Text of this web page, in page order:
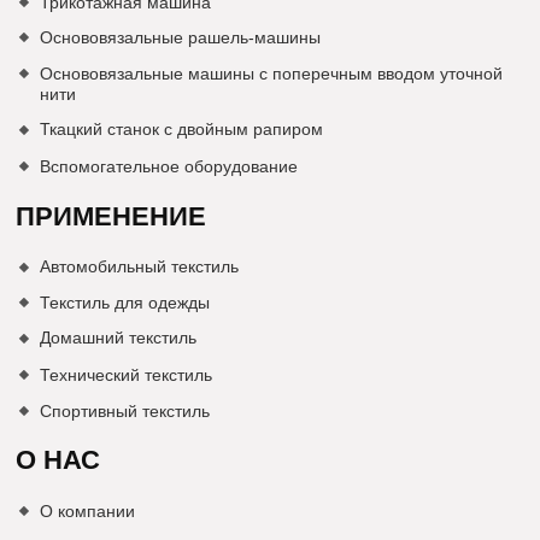
Основовязальные рашель-машины
Основовязальные машины с поперечным вводом уточной
нити
Ткацкий станок с двойным рапиром
Вспомогательное оборудование
ПРИМЕНЕНИЕ
Автомобильный текстиль
Текстиль для одежды
Домашний текстиль
Технический текстиль
Спортивный текстиль
О НАС
О компании